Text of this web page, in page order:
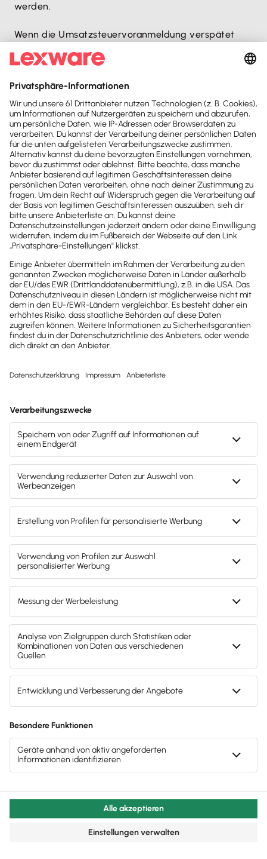
werden.
Wenn die Umsatzsteuervoranmeldung verspätet
oder nicht abgegeben wird, kann ein
Verspätungszuschlag von bis zu 10 Prozent
Umsatzsteuerzahllast erhoben werden,
25.000 Euro.
Behalte alle wichtigen Termine im Blick
Ob bei der Steuer oder im Personalbereich: Als
Unternehmer musst du an zahlreiche Termine
denken. Künftig unterstützt dich dabe…
Die Umsatzsteuervoranmeldung in der
So funktioniert die Umsatzsteuervoranmeldung in
der Praxis:
Erfassung von steuerrelevanten
Geschäftsvorgängen:Unternehmen müssen
ihre Einnahmen und Ausgaben regelmäßig
erfassen und darauf achten, die Umsatzsteuer,
und die Umsatzsteuer, die sie selbst an
Lieferanten zahlen (Vorsteuer), separat zu
dokumentieren.
Berechnung der abzuführenden
Umsatzsteuer:Die einfache Formel lautet:
Abzuführende Umsatzsteuer = Eingenommene
Umsatzsteuer (aus Verkäufen) – Vorsteuer
Das Unternehmen muss die
das Elster-Portal beim zuständigen Finanzamt
einreichen.
Vorsteuer, muss das Unternehmen die
Differenz an das Finanzamt zahlen. Ist die
Vorsteuer höher, kann es zu einer Erstattung